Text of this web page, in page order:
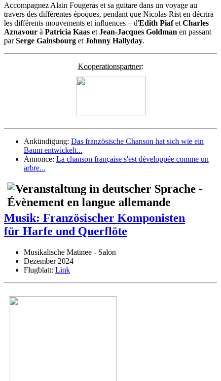
Accompagnez Alain Fougeras et sa guitare dans un voyage au
travers des différentes époques, pendant que Nicolas Rist en décrira
les différents mouvements et influences – d'Edith Piafet Charles
Aznavour à Patricia Kaas et Jean-Jacques Goldman en passant
parSerge Gainsbourg et Johnny Hallyday.
Kooperationspartner:
Ankündigung: Das französische Chanson hat sich wie ein
Baum entwickelt...
Annonce: La chanson française s'est développée comme un
arbre...
Musik: Französischer Komponisten
für Harfe und Querflöte
Musikalische Matinee - Salon
Dezember 2024
Flugblatt: Link